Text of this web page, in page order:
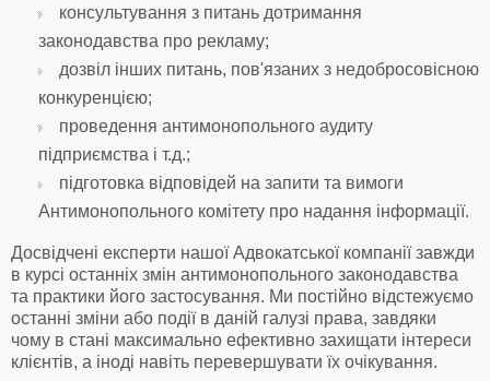
консультування з питань дотримання
законодавства про рекламу;
дозвіл інших питань, пов'язаних з недобросовісною
конкуренцією;
проведення антимонопольного аудиту
підприємства і т.д.;
підготовка відповідей на запити та вимоги
Антимонопольного комітету про надання інформації.
Досвідчені експерти нашої Адвокатської компанії завжди
в курсі останніх змін антимонопольного законодавства
та практики його застосування. Ми постійно відстежуємо
останні зміни або події в даній галузі права, завдяки
чому в стані максимально ефективно захищати інтереси
клієнтів, а іноді навіть перевершувати їх очікування.